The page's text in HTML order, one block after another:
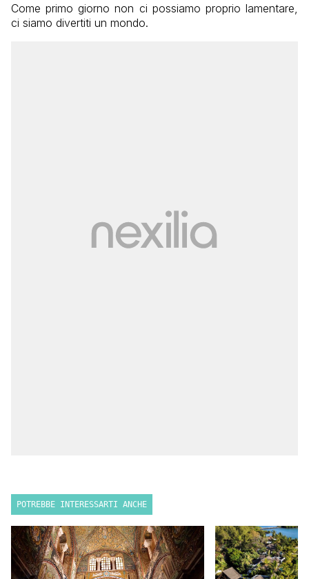
Come primo giorno non ci possiamo proprio lamentare,
ci siamo divertiti un mondo.
POTREBBE INTERESSARTI ANCHE